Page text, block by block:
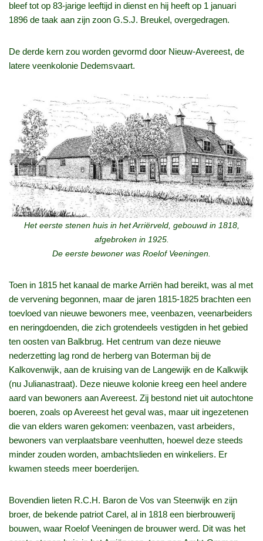
bleef tot op 83-jarige leeftijd in dienst en hij heeft op 1 januari
1896 de taak aan zijn zoon G.S.J. Breukel, overgedragen.
De derde kern zou worden gevormd door Nieuw-Avereest, de
latere veenkolonie Dedemsvaart.
Het eerste stenen huis in het Arriërveld, gebouwd in 1818,
afgebroken in 1925.
De eerste bewoner was Roelof Veeningen.
Toen in 1815 het kanaal de marke Arriën had bereikt, was al met
de vervening begonnen, maar de jaren 1815-1825 brachten een
toevloed van nieuwe bewoners mee, veenbazen, veenarbeiders
en neringdoenden, die zich grotendeels vestigden in het gebied
ten oosten van Balkbrug. Het centrum van deze nieuwe
nederzetting lag rond de herberg van Boterman bij de
Kalkovenwijk, aan de kruising van de Langewijk en de Kalkwijk
(nu Julianastraat). Deze nieuwe kolonie kreeg een heel andere
aard van bewoners aan Avereest. Zij bestond niet uit autochtone
boeren, zoals op Avereest het geval was, maar uit ingezetenen
die van elders waren gekomen: veenbazen, vast arbeiders,
bewoners van verplaatsbare veenhutten, hoewel deze steeds
minder zouden worden, ambachtslieden en winkeliers. Er
kwamen steeds meer boerderijen.
Bovendien lieten R.C.H. Baron de Vos van Steenwijk en zijn
broer, de bekende patriot Carel, al in 1818 een bierbrouwerij
bouwen, waar Roelof Veeningen de brouwer werd. Dit was het